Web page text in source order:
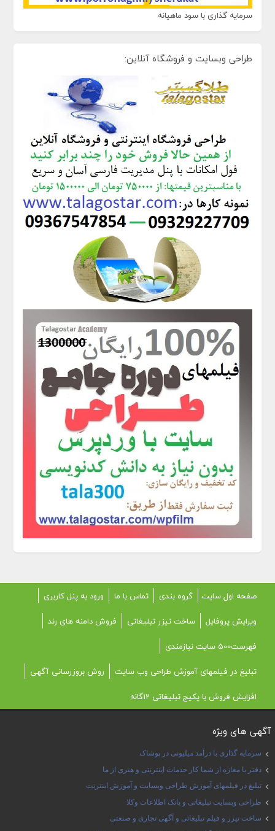
سرمایه گذاری با سود ماهیانه
طراحی وبسایت و فروشگاه آنلاین:
صفحه اول سایت گروه بندی تماس با ما
ورود به پنل کاربری
ویرایش پروفایل
ساخت تیزر تبلیغاتی
فروش دامنه های رند
فهرست500 سایت نیازمندی
تبلیغ در فیلمهای آموزش طراحی وب سایت
روش بروزرسانی آگهی
افزایش فروش با پکیج تبلیغاتی 12گانه
آگهی های ویژه
سرمایه گذاری با درآمد میلیونی در پوشاک
دفتر یا مغازه از شما کار خدمات اینترنتی و هنری از ما
تبلیغ در فیلمهای آموزش طراحی وبسایت و آموزش اینترنت
طراحی وبسایت تبلیغاتی و بانک اطلاعات وکلا
ساخت تیزر و فیلم تبلیغاتی و آگهی تجاری و صنعتی